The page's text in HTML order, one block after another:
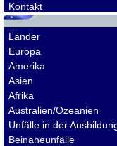
Kontakt
Länder
Europa
Amerika
Asien
Afrika
Australien/Ozeanien
Unfälle in der
Beinaheunfälle